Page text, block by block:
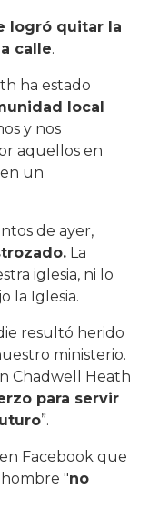
logró quitar la
calle.
ha estado
local
y nos
aquellos en
un
de ayer,
La
iglesia, ni lo
la Iglesia.
resultó herido
ministerio.
Chadwell Heath
para servir
”.
Facebook que
"no